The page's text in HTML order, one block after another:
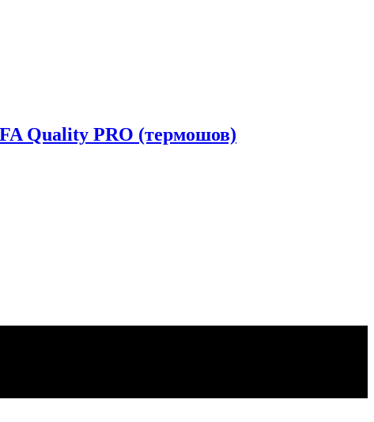
Quality PRO (термошов)